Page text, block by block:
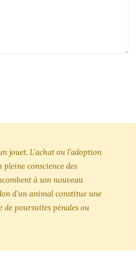
jouet. L’achat ou l’adoption
pleine conscience des
à son nouveau
d’un animal constitue une
poursuites pénales ou